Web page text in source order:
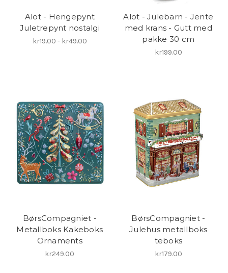
Alot - Hengepynt
Juletrepynt nostalgi
kr19.00 - kr49.00
Alot - Julebarn - Jente
med krans - Gutt med
pakke 30 cm
kr199.00
BørsCompagniet -
Metallboks Kakeboks
Ornaments
kr249.00
BørsCompagniet -
Julehus metallboks
teboks
kr179.00